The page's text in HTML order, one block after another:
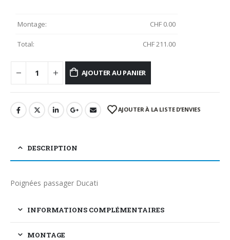
Montage: CHF 0.00
Total: CHF211.00
AJOUTER AU PANIER
AJOUTER À LA LISTE D’ENVIES
DESCRIPTION
Poignées passager Ducati
INFORMATIONS COMPLÉMENTAIRES
MONTAGE